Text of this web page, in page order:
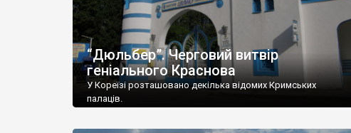
“Дюльбер”. Черговий витвір
геніального Краснова
У Кореїзі розташовано декілька відомих Кримських
палаців.